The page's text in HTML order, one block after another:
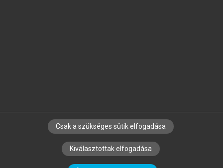
SZERZŐKNEK CÉGEKNEK KÖNYVTÁROSOKNAK
SZERKESZTÉSI ÉS LEKTORÁLÁSI ALAPELVEK
Csak a szükséges sütik elfogadása
Kiválasztottak elfogadása